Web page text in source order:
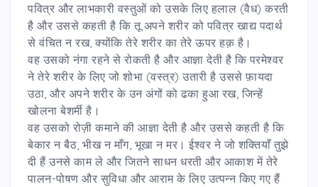
पवित्र और लाभकारी वस्तुओं को उसके लिए हलाल (वैध) करती
है और उससे कहती है कि तू अपने शरीर को पवित्र खाद्य पदार्थ
से वंचित न रख, क्योंकि तेरे शरीर का तेरे ऊपर हक़ है।
वह उसको नंगा रहने से रोकती है और आज्ञा देती है कि परमेश्वर
ने तेरे शरीर के लिए जो शोभा (वस्त्र) उतारी है उससे फ़ायदा
उठा, और अपने शरीर के उन अंगों को ढका हुआ रख, जिन्हें
खोलना बेशर्मी है।
वह उसको रोज़ी कमाने की आज्ञा देती है और उससे कहती है कि
बेकार न बैठ, भीख न माँग, भूखा न मर। ईश्वर ने जो शक्तियाँ तुझे
दी हैं उनसे काम ले और जितने साधन धरती और आकाश में तेरे
पालन-पोषण और सुविधा और आराम के लिए उत्पन्न किए गए हैं